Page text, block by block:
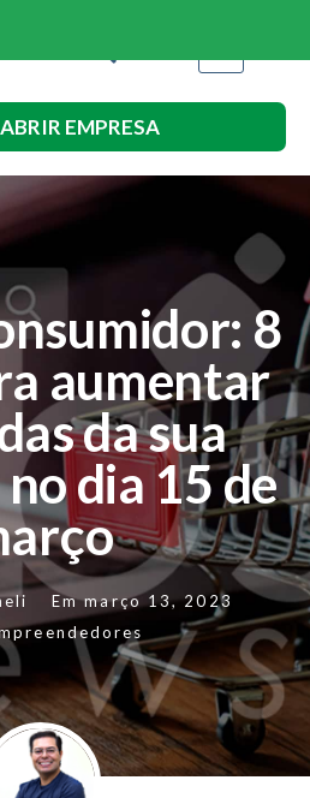
EMPRESA
8
aumentar
da sua
dia 15 de
Em março 13, 2023